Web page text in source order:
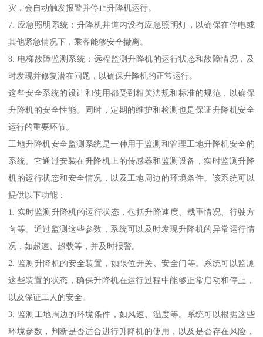
灾，会自动触发报警并停止升降机运行。
7. 应急照明系统：升降机井道内设有应急照明灯，以确保在停电或
其他紧急情况下，乘客能够安全撤离。
8. 电梯故障监测系统：远程监测升降机的运行状态和故障情况，及
时发现并修复潜在问题，以确保升降机的正常运行。
这些安全系统的设计和使用都受到相关法规和标准的规范，以确保
升降机的安全性能。同时，定期的维护和检测也是保证升降机安全
运行的重要环节。
工地升降机安全监测系统是一种用于监测和管理工地升降机安全的
系统。它通过安装在升降机上的传感器和监测设备，实时监测升降
机的运行状态和安全情况，以及工地周边的环境条件。该系统可以
提供以下功能：
1. 实时监测升降机的运行状态，包括升降速度、载重情况、行驶方
向等。通过监测这些参数，系统可以及时发现升降机的异常运行情
况，如超速、超载等，并及时报警。
2. 监测升降机的安全装置，如限位开关、安全门等。系统可以监测
这些装置的状态，确保升降机在运行过程中能够正常启动和停止，
以及保证工人的安全。
3. 监测工地周边的环境条件，如风速、温度等。系统可以根据这些
环境参数，判断是否适合进行升降机的使用，以及是否存在风险，